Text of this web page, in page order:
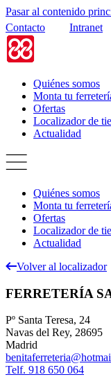
Pasar al contenido
Contacto
Intranet
Quiénes somos
Monta tu
Ofertas
Localizador de
Actualidad
Quiénes somos
Monta tu
Ofertas
Localizador de
Actualidad
Volver al localizador
FERRETERÍA
Pº Santa Teresa, 24
Navas del Rey, 28695
Madrid
Telf. 918 650 064